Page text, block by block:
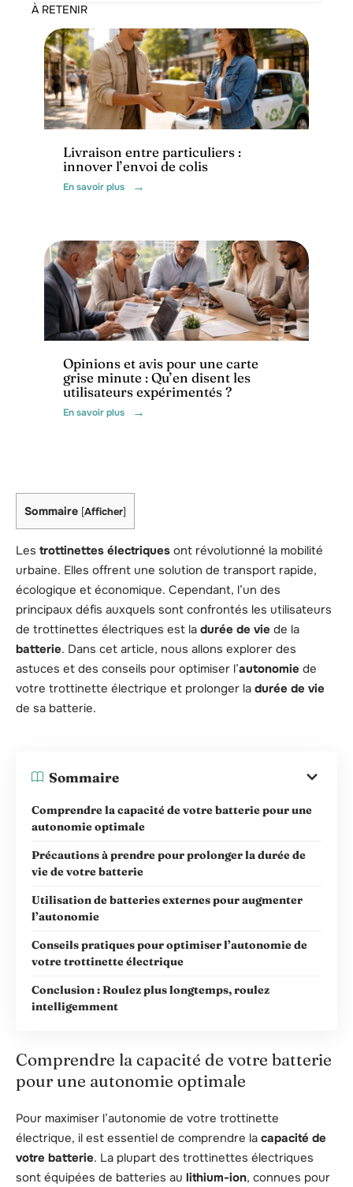
À RETENIR
Transport
Livraison entre particuliers :
innover l’envoi de colis
En savoir plus
Administratif
Opinions et avis pour une carte
grise minute : Qu’en disent les
utilisateurs expérimentés ?
En savoir plus
Sommaire [Afficher]
Les trottinettes électriques ont révolutionné la mobilité
urbaine. Elles offrent une solution de transport rapide,
écologique et économique. Cependant, l’un des
principaux défis auxquels sont confrontés les utilisateurs
de trottinettes électriques est la durée de vie de la
batterie. Dans cet article, nous allons explorer des
astuces et des conseils pour optimiser l’autonomie de
votre trottinette électrique et prolonger la durée de vie
de sa batterie.
Sommaire
Comprendre la capacité de votre batterie pour une
autonomie optimale
Précautions à prendre pour prolonger la durée de
vie de votre batterie
Utilisation de batteries externes pour augmenter
l’autonomie
Conseils pratiques pour optimiser l’autonomie de
votre trottinette électrique
Conclusion : Roulez plus longtemps, roulez
intelligemment
Comprendre la capacité de votre batterie
pour une autonomie optimale
Pour maximiser l’autonomie de votre trottinette
électrique, il est essentiel de comprendre la capacité de
votre batterie. La plupart des trottinettes électriques
sont équipées de batteries au lithium-ion, connues pour